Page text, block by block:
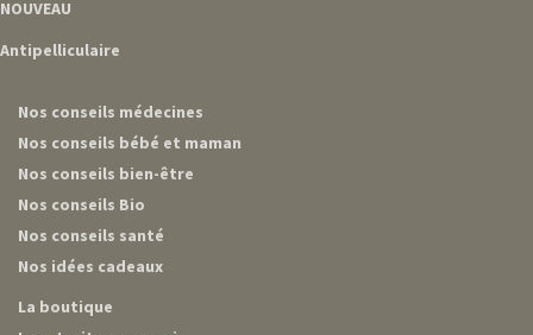
NOUVEAU
Antipelliculaire
Nos conseils médecines
Nos conseils bébé et maman
Nos conseils bien-être
Nos conseils Bio
Nos conseils santé
Nos idées cadeaux
La boutique